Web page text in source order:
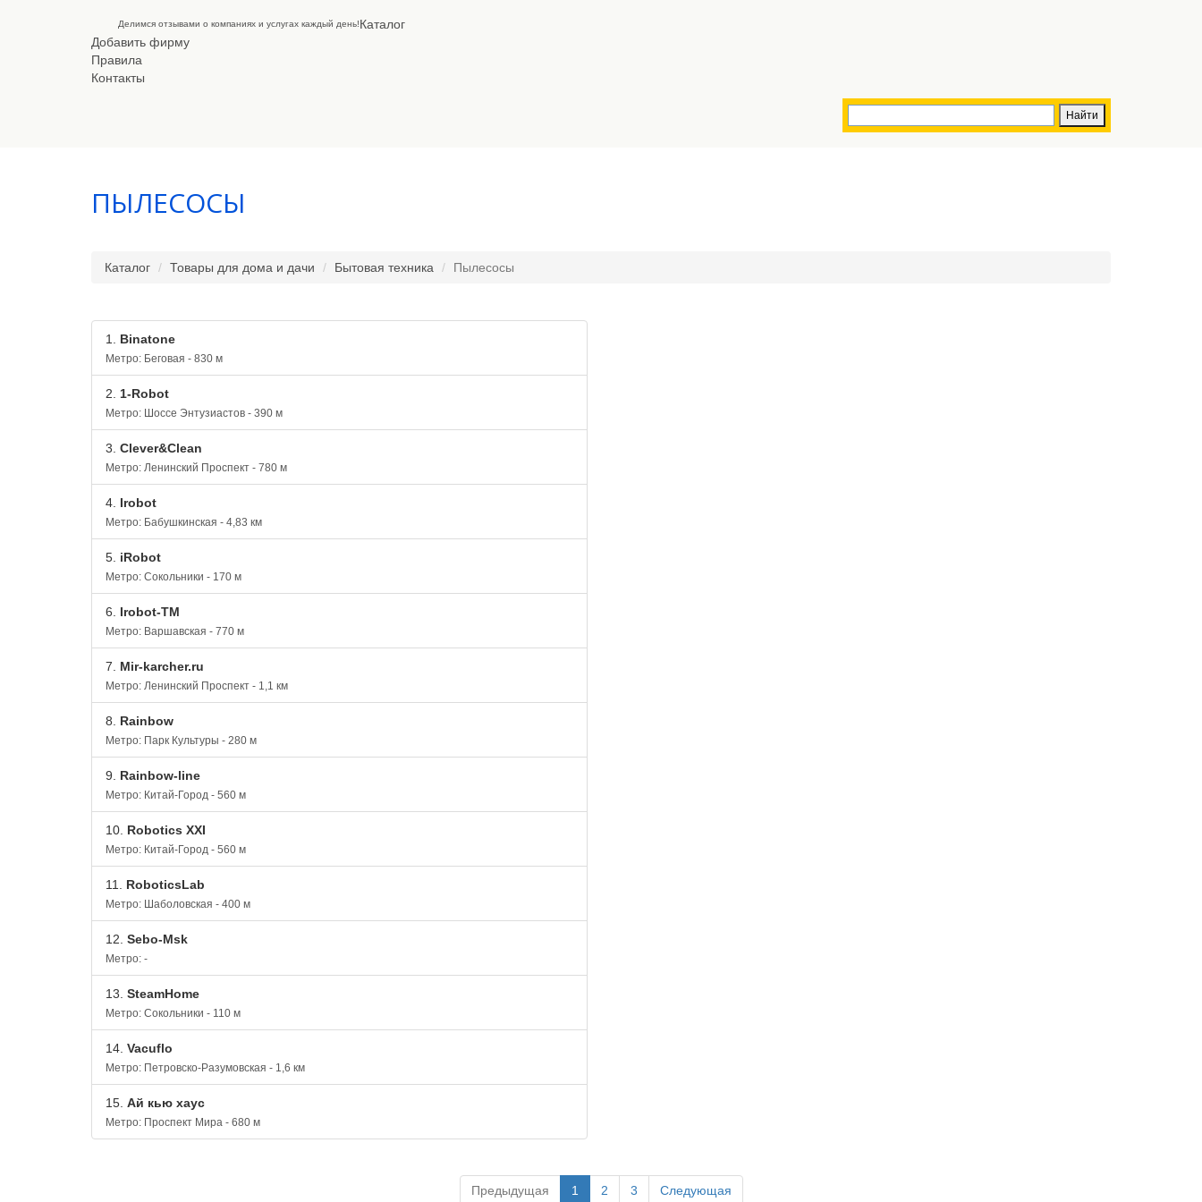
Делимся отзывами о компаниях и услугах каждый день!Каталог
Добавить фирму
Правила
Контакты
ПЫЛЕСОСЫ
Каталог Товары для дома и дачи Бытовая техника Пылесосы
1. Binatone
Метро: Беговая - 830 м
2. 1-Robot
Метро: Шоссе Энтузиастов - 390 м
3. Clever&Clean
Метро: Ленинский Проспект - 780 м
4. Irobot
Метро: Бабушкинская - 4,83 км
5. iRobot
Метро: Сокольники - 170 м
6. Irobot-TM
Метро: Варшавская - 770 м
7. Mir-karcher.ru
Метро: Ленинский Проспект - 1,1 км
8. Rainbow
Метро: Парк Культуры - 280 м
9. Rainbow-line
Метро: Китай-Город - 560 м
10. Robotics XXI
Метро: Китай-Город - 560 м
11. RoboticsLab
Метро: Шаболовская - 400 м
12. Sebo-Msk
Метро: -
13. SteamHome
Метро: Сокольники - 110 м
14. Vacuflo
Метро: Петровско-Разумовская - 1,6 км
15. Ай кью хаус
Метро: Проспект Мира - 680 м
Предыдущая 1 2 3 Следующая